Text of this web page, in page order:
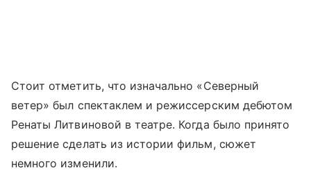
Стоит отметить, что изначально «Северный
ветер» был спектаклем и режиссерским дебютом
Ренаты Литвиновой в театре. Когда было принято
решение сделать из истории фильм, сюжет
немного изменили.